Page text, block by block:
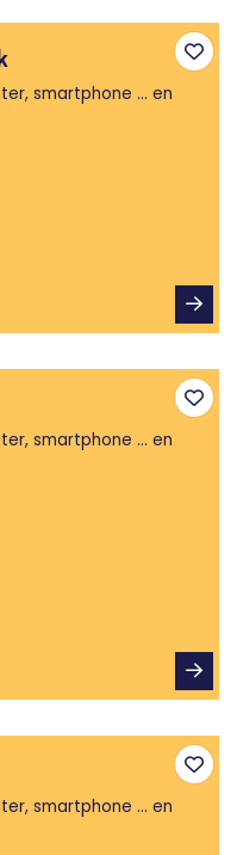
smartphone ... en
smartphone ... en
smartphone ... en